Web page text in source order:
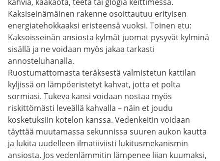
Kaksiseinämäinen rakenne osoittautuu erityisen
energiatehokkaaksi eristeensä vuoksi. Toinen etu:
Kaksoisseinän ansiosta kylmät juomat pysyvät kylminä
sisällä ja ne voidaan myös jakaa tarkasti
annosteluhanalla.
Ruostumattomasta teräksestä valmistetun kattilan
kyljissä on lämpöeristetyt kahvat, jotta et polta
sormiasi. Tukeva kansi voidaan nostaa myös
riskittömästi leveällä kahvalla – näin et joudu
kosketuksiin kotelon kanssa. Vedenkeitin voidaan
täyttää muutamassa sekunnissa suuren aukon kautta
ja lukita uudelleen ilmatiiviisti lukitusmekanismin
ansiosta. Jos vedenlämmitin lämpenee liian kuumaksi,